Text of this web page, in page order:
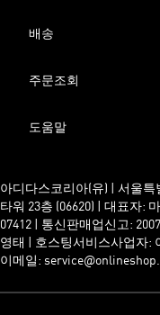
배송
주문조회
도움말
아디다스코리아(유) | 서울특
타워 23층 (06620) | 대표자:
07412 | 통신판매업신고:
영태 | 호스팅서비스사업자:
이메일: